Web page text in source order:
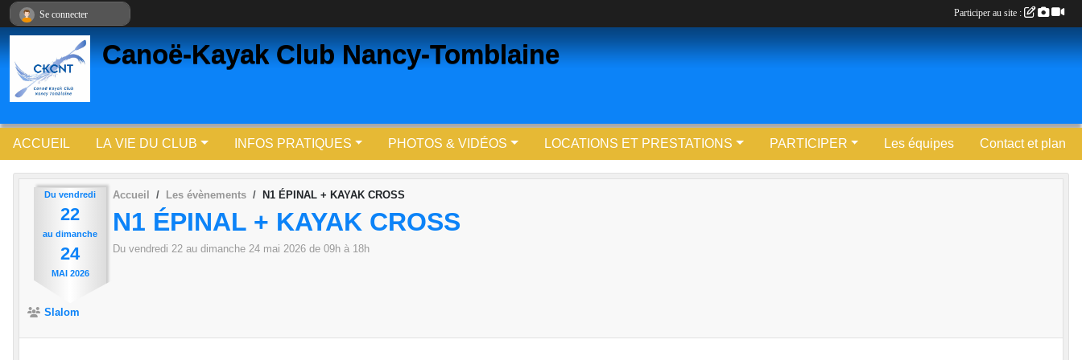
Canoë-Kayak Club Nancy-Tomblaine
ACCUEIL LA VIE DU CLUB INFOS PRATIQUES PHOTOS & VIDÉOS LOCATIONS ET PRESTATIONS PARTICIPER Les équipes Contact et plan
Du vendredi
22
au dimanche
24
MAI 2026
Accueil Les évènements N1 ÉPINAL + KAYAK CROSS
N1 ÉPINAL + KAYAK CROSS
Du vendredi 22 au dimanche 24 mai 2026 de 09h à 18h
Slalom
Se connecter Participer au site :
Panneau de gestion des cookies